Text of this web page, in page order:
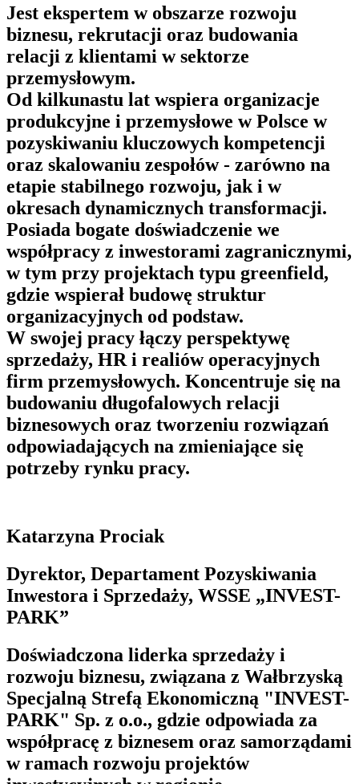
Jest ekspertem w obszarze rozwoju
biznesu, rekrutacji oraz budowania
relacji z klientami w sektorze
przemysłowym.
Od kilkunastu lat wspiera organizacje
produkcyjne i przemysłowe w Polsce w
pozyskiwaniu kluczowych kompetencji
oraz skalowaniu zespołów - zarówno na
etapie stabilnego rozwoju, jak i w
okresach dynamicznych transformacji.
Posiada bogate doświadczenie we
współpracy z inwestorami zagranicznymi,
w tym przy projektach typu greenfield,
gdzie wspierał budowę struktur
organizacyjnych od podstaw.
W swojej pracy łączy perspektywę
sprzedaży, HR i realiów operacyjnych
firm przemysłowych. Koncentruje się na
budowaniu długofalowych relacji
biznesowych oraz tworzeniu rozwiązań
odpowiadających na zmieniające się
potrzeby rynku pracy.
Katarzyna Prociak
Dyrektor, Departament Pozyskiwania
Inwestora i Sprzedaży, WSSE „INVEST-
PARK”
Doświadczona liderka sprzedaży i
rozwoju biznesu, związana z Wałbrzyską
Specjalną Strefą Ekonomiczną "INVEST-
PARK" Sp. z o.o., gdzie odpowiada za
współpracę z biznesem oraz samorządami
w ramach rozwoju projektów